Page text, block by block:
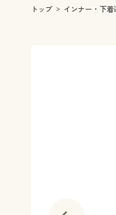
トップ インナー・下着